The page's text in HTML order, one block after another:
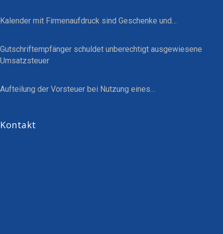
Kalender mit Firmenaufdruck sind Geschenke und…
Gutschriftempfänger schuldet unberechtigt ausgewiesene
Umsatzsteuer
Aufteilung der Vorsteuer bei Nutzung eines…
Kontakt